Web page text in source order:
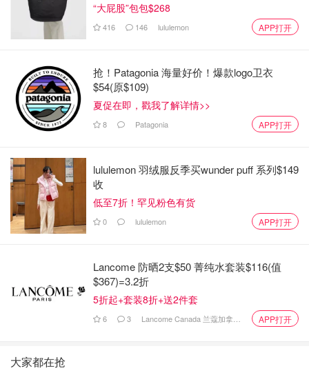
图片来自Twitter截图，版权属原作者
根据目前的夏季渡轮时刻表：
每天有22个班次往返于湖心岛
第一班渡轮早上8点离开
最后一班晚上11点40分返回
“大屁股”包包$268
416 146 lululemon APP打开
抢！Patagonia 海量好价！爆款logo卫衣
$54(原$109)
夏促在即，戳我了解详情>>
8 Patagonia APP打开
lululemon 羽绒服反季买wunder puff 系列$149
收
低至7折！罕见粉色有货
0 lululemon APP打开
Lancome 防晒2支$50 菁纯水套装$116(值
$367)=3.2折
5折起+套装8折+送2件套
6 3 Lancome Canada 兰蔻加拿大官网 APP打开
大家都在抢